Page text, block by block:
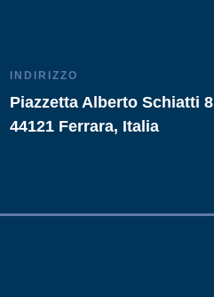
INDIRIZZO
Piazzetta Alberto Schiatti 8
44121 Ferrara, Italia